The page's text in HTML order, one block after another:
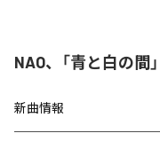
NAO、「青と白の間
新曲情報